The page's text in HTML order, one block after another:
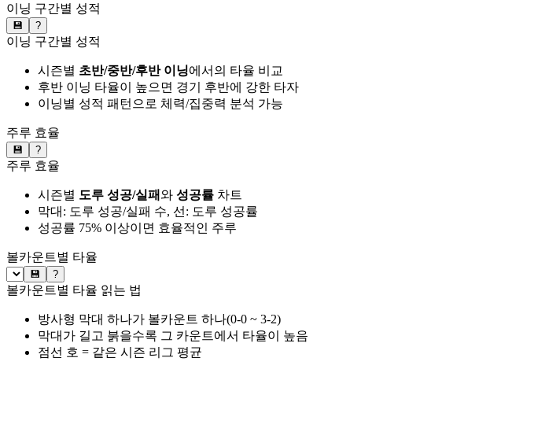
이닝 구간별 성적
💾 ?
이닝 구간별 성적
시즌별 초반/중반/후반 이닝에서의 타율 비교
후반 이닝 타율이 높으면 경기 후반에 강한 타자
이닝별 성적 패턴으로 체력/집중력 분석 가능
주루 효율
💾 ?
주루 효율
시즌별 도루 성공/실패와 성공률 차트
막대: 도루 성공/실패 수, 선: 도루 성공률
성공률 75% 이상이면 효율적인 주루
볼카운트별 타율
💾 ?
볼카운트별 타율 읽는 법
방사형 막대 하나가 볼카운트 하나(0-0 ~ 3-2)
막대가 길고 붉을수록 그 카운트에서 타율이 높음
점선 호 = 같은 시즌 리그 평균